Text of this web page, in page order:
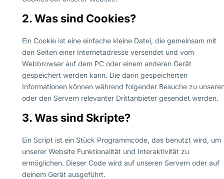
2. Was sind Cookies?
Ein Cookie ist eine einfache kleine Datei, die gemeinsam mit
den Seiten einer Internetadresse versendet und vom
Webbrowser auf dem PC oder einem anderen Gerät
gespeichert werden kann. Die darin gespeicherten
Informationen können während folgender Besuche zu
oder den Servern relevanter Drittanbieter gesendet werden.
3. Was sind Skripte?
Ein Script ist ein Stück Programmcode, das benutzt wird, um
unserer Website Funktionalität und Interaktivität zu
ermöglichen. Dieser Code wird auf unseren Servern oder auf
deinem Gerät ausgeführt.